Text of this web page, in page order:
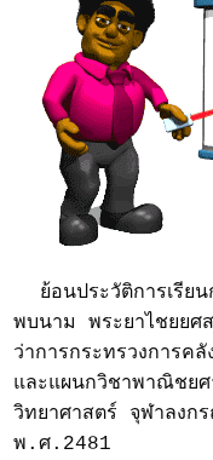
ย้อนประวัติการเรีย
พบนาม พระยาไชยย
ว่าการกระทรวงการ
และแผนกวิชาพาณิชย
วิทยาศาสตร์ จุฬาลง
พ.ศ.2481